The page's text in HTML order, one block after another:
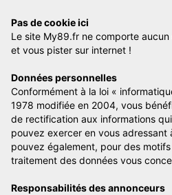
Pas de cookie ici
Le site My89.fr ne comporte
et vous pister sur internet !
Données personnelles
Conformément à la loi «
1978 modifiée en 2004, vous
de rectification aux informations
pouvez exercer en vous adressant
pouvez également, pour des
traitement des données vous
Responsabilités des annonceurs